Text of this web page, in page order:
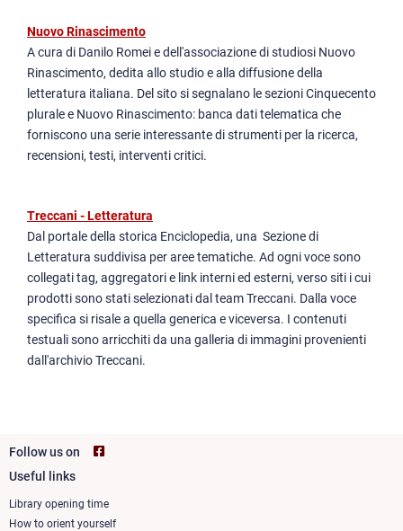
Nuovo Rinascimento
A cura di Danilo Romei e dell'associazione di studiosi Nuovo
Rinascimento, dedita allo studio e alla diffusione della
letteratura italiana. Del sito si segnalano le sezioni Cinquecento
plurale e Nuovo Rinascimento: banca dati telematica che
forniscono una serie interessante di strumenti per la ricerca,
recensioni, testi, interventi critici.
Treccani - Letteratura
Dal portale della storica Enciclopedia, una Sezione di
Letteratura suddivisa per aree tematiche. Ad ogni voce sono
collegati tag, aggregatori e link interni ed esterni, verso siti i cui
prodotti sono stati selezionati dal team Treccani. Dalla voce
specifica si risale a quella generica e viceversa. I contenuti
testuali sono arricchiti da una galleria di immagini provenienti
dall'archivio Treccani.
Follow us on
Footer
column
Useful links
Library opening time
How to orient yourself